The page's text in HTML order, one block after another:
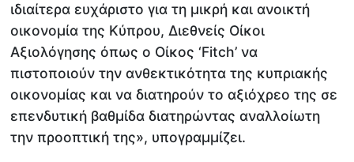
ιδιαίτερα ευχάριστο για τη μικρή και ανοικτή
οικονομία της Κύπρου, Διεθνείς Οίκοι
Αξιολόγησης όπως ο Οίκος ‘Fitch’ να
πιστοποιούν την ανθεκτικότητα της κυπριακής
οικονομίας και να διατηρούν το αξιόχρεο της σε
επενδυτική βαθμίδα διατηρώντας αναλλοίωτη
την προοπτική της», υπογραμμίζει.